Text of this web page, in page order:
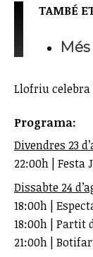
TAMBÉ
Llofriu celebra
Programa:
Divendres 23
22:00h | Festa
Dissabte 24
18:00h |
18:00h | Partit
21:00h |